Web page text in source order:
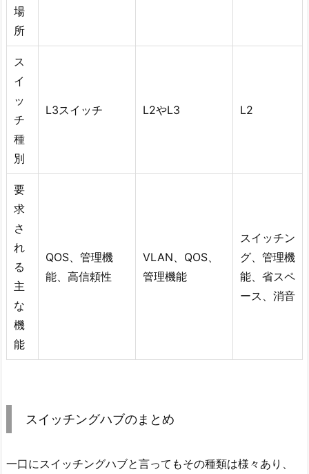
場
所
ス
イ
ッ
チ
種
別
L3スイッチ L2やL3 L2
要
求
さ
れ
る
主
な
機
能
QOS、管理機
能、高信頼性
VLAN、QOS、
管理機能
スイッチン
グ、管理機
能、省スペ
ース、消音
スイッチングハブのまとめ
一口にスイッチングハブと言ってもその種類は様々あり、